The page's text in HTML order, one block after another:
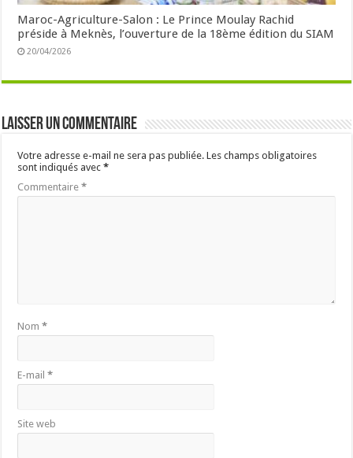
Maroc-Agriculture-Salon : Le Prince Moulay Rachid
préside à Meknès, l’ouverture de la 18ème édition du SIAM
20/04/2026
Laisser un commentaire
Votre adresse e-mail ne sera pas publiée. Les champs obligatoires
sont indiqués avec*
Commentaire*
Nom*
E-mail*
Site web